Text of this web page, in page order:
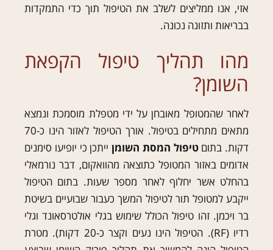
אזי, אנו ממליצים לשלב את הטיפול תוך כדי התמקדות
בבריאות ותזונה נכונה.
מהו תהליך טיפול הקפאת
השומן?
לאחר שהמטופל מאובחן על ידי מטפלת מוסמכת ונמצא
מתאים מתחילים בטיפול. אורך הטיפול לאזור הינו כ-70
דקות. בתוםטיפול המסת השומן ייתכן כי יופיעו סימנים
אדומים באזור המטופל כתוצאה מהוואקום, דבר נורמאלי
בהחלט אשר יחלוף לאחר מספר שעות. בתום הטיפול
ייקבע למטופל תור לטיפול המשך כעבור שבועיים בשיטת
בר ויכמן. זהו טיפול הכולל שימוש בגלי אולטרסאונד וגלי
רדיו (RF). הטיפול הינו נעים וקצר כ-20 דקות). מטרת